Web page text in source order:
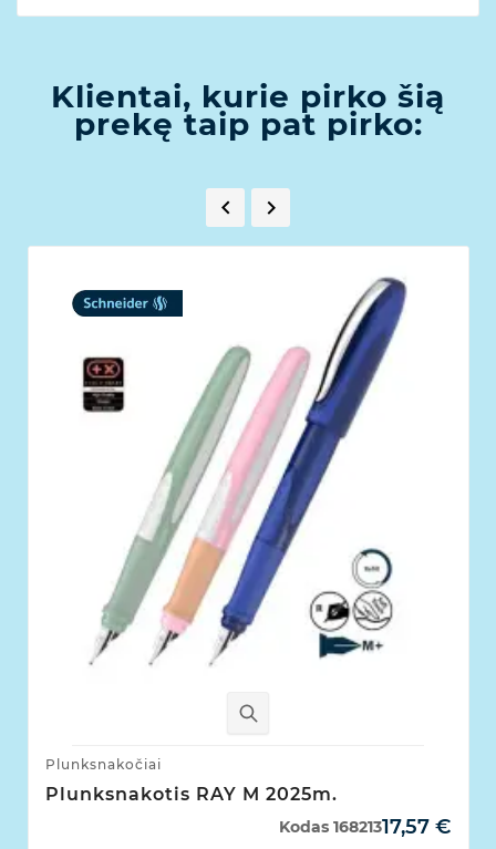
Klientai, kurie pirko šią
prekę taip pat pirko:
 
Plunksnakočiai
Plunksnakotis RAY M 2025m.
17,57 €
Kodas 168213